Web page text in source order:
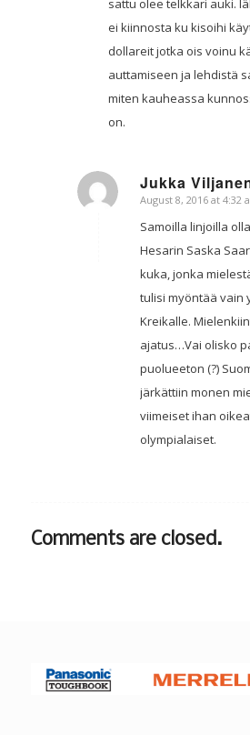
ei kiinnosta ku kisoihi
dollareit jotka ois voinu
auttamiseen ja lehdistä
miten kauheassa
on.
Jukka
says:
August 8, 2016 at 4:32
Samoilla linjoilla
Hesarin Saska
kuka, jonka
tulisi myöntää vain
Kreikalle.
ajatus…Vai olisko
puolueeton (?)
järkättiin monen
viimeiset ihan
olympialaiset.
Comments are closed.